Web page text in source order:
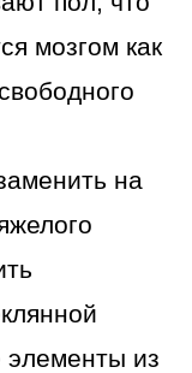
мозгом как
на
из